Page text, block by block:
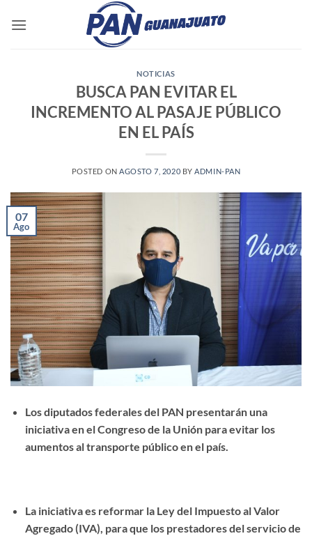
NOTICIAS
BUSCA PAN EVITAR EL
INCREMENTO AL PASAJE PÚBLICO
EN EL PAÍS
POSTED ON AGOSTO 7, 2020 BY ADMIN-PAN
07
Ago
Los diputados federales del PAN presentarán una
iniciativa en el Congreso de la Unión para evitar los
aumentos al transporte público en el país.
La iniciativa es reformar la Ley del Impuesto al Valor
Agregado (IVA), para que los prestadores del servicio de